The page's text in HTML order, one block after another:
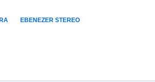
EBENEZER STEREO